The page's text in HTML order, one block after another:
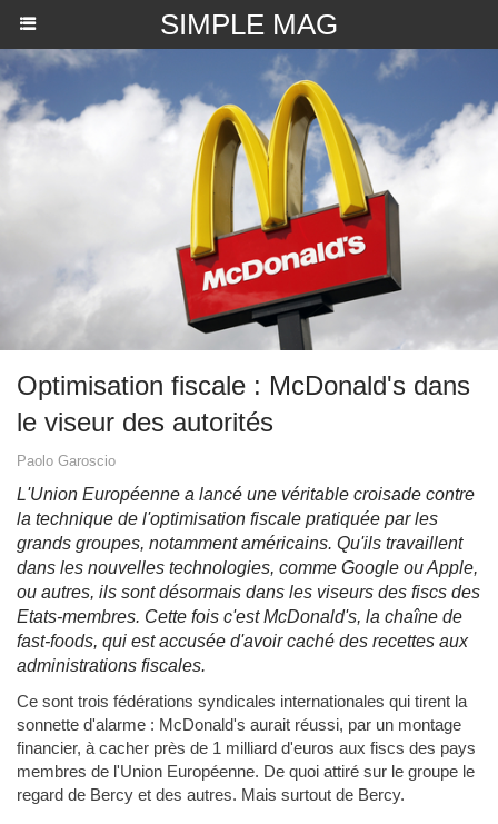
SIMPLE MAG
Optimisation fiscale : McDonald's dans
le viseur des autorités
Paolo Garoscio
L'Union Européenne a lancé une véritable croisade contre
la technique de l'optimisation fiscale pratiquée par les
grands groupes, notamment américains. Qu'ils travaillent
dans les nouvelles technologies, comme Google ou Apple,
ou autres, ils sont désormais dans les viseurs des fiscs des
Etats-membres. Cette fois c'est McDonald's, la chaîne de
fast-foods, qui est accusée d'avoir caché des recettes aux
administrations fiscales.
Ce sont trois fédérations syndicales internationales qui tirent la
sonnette d'alarme : McDonald's aurait réussi, par un montage
financier, à cacher près de 1 milliard d'euros aux fiscs des pays
membres de l'Union Européenne. De quoi attiré sur le groupe le
regard de Bercy et des autres. Mais surtout de Bercy.